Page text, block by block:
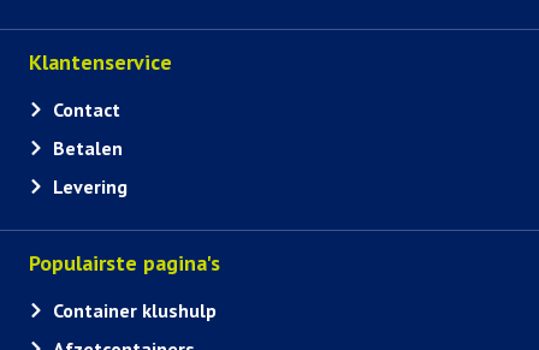
Klantenservice
Contact
Betalen
Levering
Populairste pagina's
Container klushulp